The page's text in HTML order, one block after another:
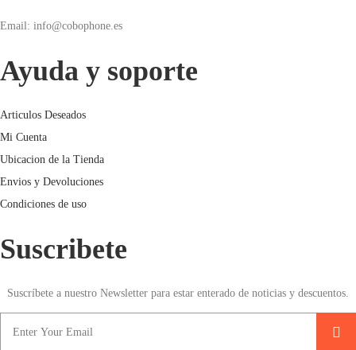
Email: info@cobophone.es
Ayuda y soporte
Articulos Deseados
Mi Cuenta
Ubicacion de la Tienda
Envios y Devoluciones
Condiciones de uso
Suscribete
Suscríbete a nuestro Newsletter para estar enterado de noticias y descuentos.